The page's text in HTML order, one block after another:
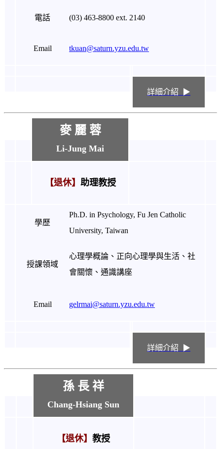
電話 (03) 463-8800 ext. 2140
Email tkuan@saturn.yzu.edu.tw
詳細介紹 ▶
麥 麗 蓉
Li-Jung Mai
【退休】 助理教授
學歷
Ph.D. in Psychology, Fu Jen Catholic
University, Taiwan
授課領域
心理學概論、正向心理學與生活、社
會關懷、通識講座
Email gelrmai@saturn.yzu.edu.tw
詳細介紹 ▶
孫 長 祥
Chang-Hsiang Sun
【退休】 教授